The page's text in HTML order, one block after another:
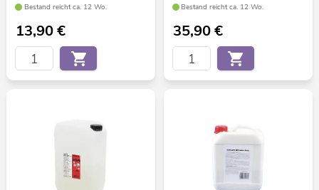
Bestand reicht ca. 12 Wo.
13,90€
Bestand reicht ca. 12 Wo.
35,90€